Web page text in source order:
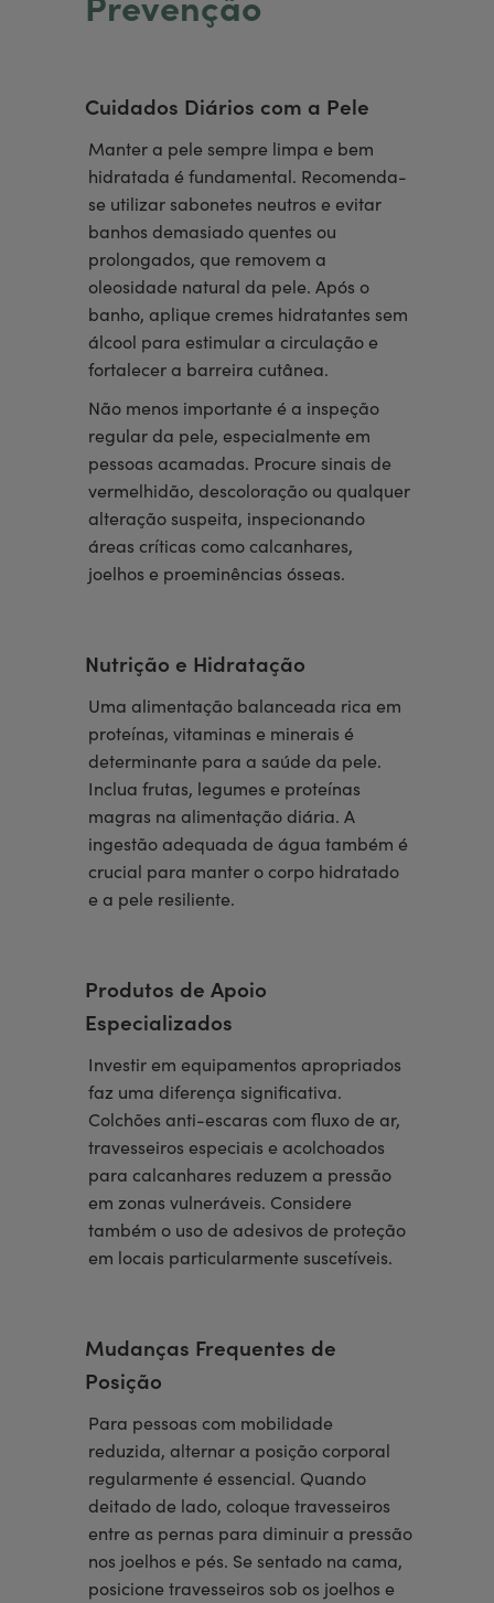
Prevenção
Cuidados Diários com a Pele
Manter a pele sempre limpa e bem
hidratada é fundamental. Recomenda-
se utilizar sabonetes neutros e evitar
banhos demasiado quentes ou
prolongados, que removem a
oleosidade natural da pele. Após o
banho, aplique cremes hidratantes sem
álcool para estimular a circulação e
fortalecer a barreira cutânea.
Não menos importante é a inspeção
regular da pele, especialmente em
pessoas acamadas. Procure sinais de
vermelhidão, descoloração ou qualquer
alteração suspeita, inspecionando
áreas críticas como calcanhares,
joelhos e proeminências ósseas.
Nutrição e Hidratação
Uma alimentação balanceada rica em
proteínas, vitaminas e minerais é
determinante para a saúde da pele.
Inclua frutas, legumes e proteínas
magras na alimentação diária. A
ingestão adequada de água também é
crucial para manter o corpo hidratado
e a pele resiliente.
Produtos de Apoio
Especializados
Investir em equipamentos apropriados
faz uma diferença significativa.
Colchões anti-escaras com fluxo de ar,
travesseiros especiais e acolchoados
para calcanhares reduzem a pressão
em zonas vulneráveis. Considere
também o uso de adesivos de proteção
em locais particularmente suscetíveis.
Mudanças Frequentes de
Posição
Para pessoas com mobilidade
reduzida, alternar a posição corporal
regularmente é essencial. Quando
deitado de lado, coloque travesseiros
entre as pernas para diminuir a pressão
nos joelhos e pés. Se sentado na cama,
posicione travesseiros sob os joelhos e